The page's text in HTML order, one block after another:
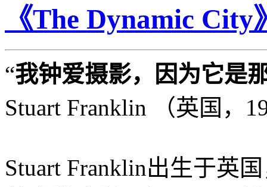
《The Dynamic City
“我钟爱摄影，因为它是
Stuart Franklin （英国，
Stuart Franklin出生于英